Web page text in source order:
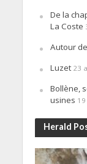
De la
La Coste
Autour
Luzet 23
Bollène,
usines
Herald